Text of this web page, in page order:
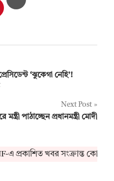
‘ঝুকেগা নেহি’!
Next Post
পাঠাচ্ছেন প্রধানমন্ত্রী মোদী
প্রকাশিত খবর সংক্রান্ত কোনও